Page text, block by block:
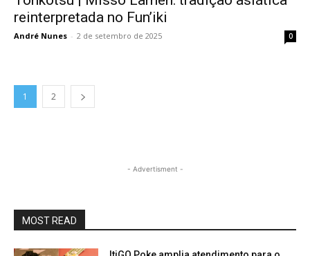
reinterpretada no Fun’iki
André Nunes - 2 de setembro de 2025 0
1 2
- Advertisment -
MOST READ